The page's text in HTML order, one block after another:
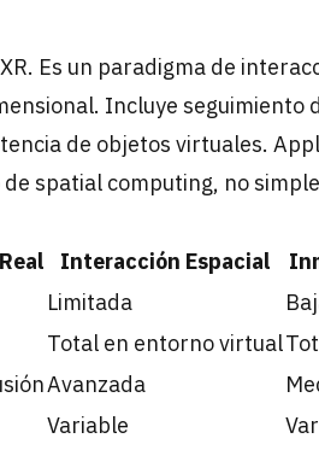
Es un paradigma de
Incluye seguimiento
de objetos virtuales.
spatial computing, no
Interacción Espacial
Limitada
Total en entorno virtual
Avanzada
Variable